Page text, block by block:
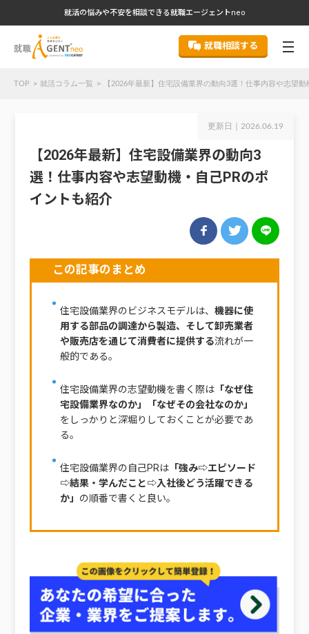
就活の悩みや不安を相談できる就職エージェントneo
就職相談する
TOP 就活コラム一覧 【2026年最新】住宅設備業界の動向3選！仕事内容や志望
更新日｜ 2026.06.19
【2026年最新】住宅設備業界の動向3
選！仕事内容や志望動機・自己PRのポ
イントも紹介
この記事のまとめ
住宅設備業界のビジネスモデルは、 機器に使
用する部品の調達から製造、そして卸売業者
や販売店を通じて消費者に提供する流れが一
般的である。
住宅設備業界の志望動機を書く際は「なぜ住
宅設備業界なのか」「なぜその会社なのか」
をしっかりと深堀りしておくことが必要であ
る。
住宅設備業界の自己PRは「強み⇨エピソード
⇨結果・学んだこと⇨入社後どう活躍できる
か」 の順番で書くと良い。